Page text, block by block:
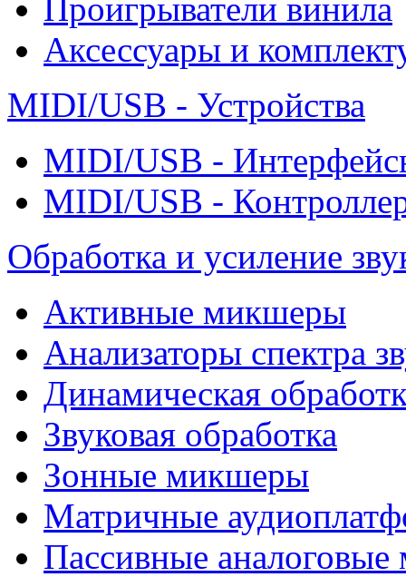
Проигрыватели винила
Аксессуары и
MIDI/USB - Устройства
MIDI/USB -
MIDI/USB -
Обработка и усиление
Активные микшеры
Анализаторы спектра
Динамическая
Звуковая обработка
Зонные микшеры
Матричные
Пассивные